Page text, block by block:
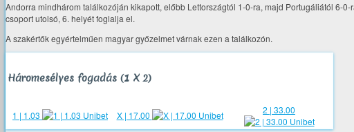
Andorra mindhárom találkozóján kikapott, előbb Lettországtól 1-0-ra, majd Portugáliától 6-
csoport utolsó, 6. helyét foglalja el.
A szakértők egyértelműen magyar győzelmet várnak ezen a találkozón.
Háromesélyes fogadás (1 X 2)
1 | 1.03 X | 17.00 2 | 33.00